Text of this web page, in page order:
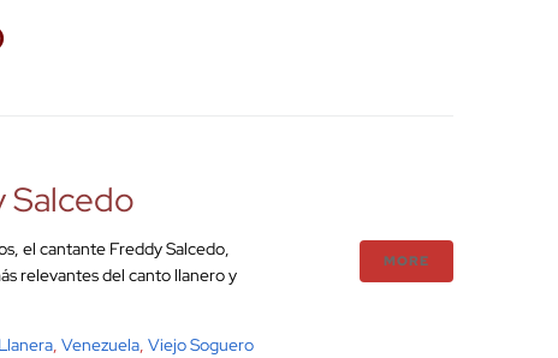
Salcedo
el cantante Freddy Salcedo,
relevantes del canto llanero y
Llanera, Venezuela, Viejo Soguero
MORE